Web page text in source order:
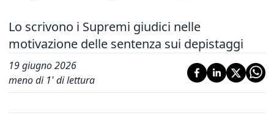
Lo scrivono i Supremi giudici nelle
motivazione delle sentenza sui depistaggi
19 giugno 2026
meno di 1' di lettura